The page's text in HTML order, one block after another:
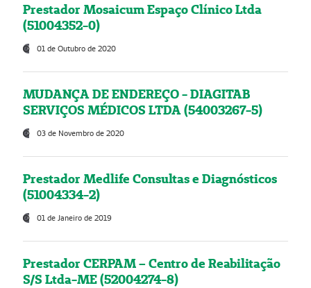
Prestador Mosaicum Espaço Clínico Ltda
(51004352-0)
01 de Outubro de 2020
MUDANÇA DE ENDEREÇO - DIAGITAB
SERVIÇOS MÉDICOS LTDA (54003267-5)
03 de Novembro de 2020
Prestador Medlife Consultas e Diagnósticos
(51004334-2)
01 de Janeiro de 2019
Prestador CERPAM – Centro de Reabilitação
S/S Ltda-ME (52004274-8)